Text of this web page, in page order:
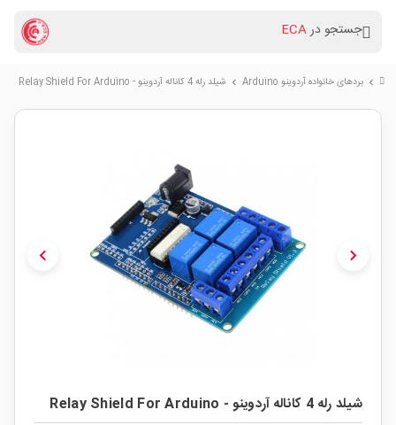
جستجو درECA
chevron_right بردهای خانواده آردوینو Arduino chevron_right شیلد رله 4 کاناله آردوینو - Relay Shield For Arduino
chevron_left chevron_right
شیلد رله 4 کاناله آردوینو - Relay Shield For Arduino